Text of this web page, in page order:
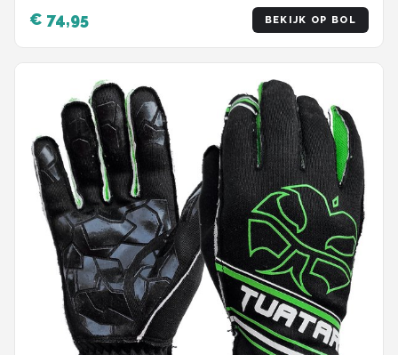
€ 74,95 BEKIJK OP BOL